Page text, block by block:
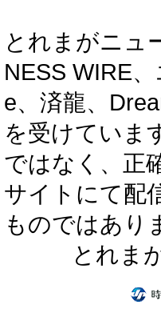
とれまがニュ
NESS WIRE
e、済龍、
を受けていま
ではなく、正
サイトにて配
ものではあり
とれま